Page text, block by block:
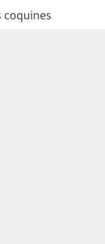
coquines